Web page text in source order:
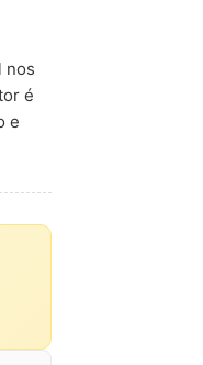
nos
é
e